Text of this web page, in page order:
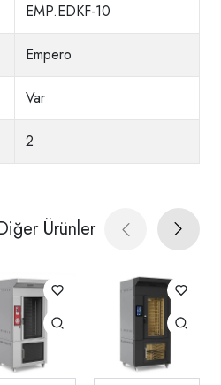
EMP.EDKF-10
Empero
Var
2
Ürünler